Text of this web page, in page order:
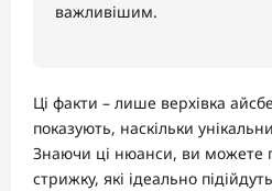
важливішим.
Ці факти – лише верхівка
показують, наскільки
Знаючи ці нюанси, ви можете
стрижку, які ідеально